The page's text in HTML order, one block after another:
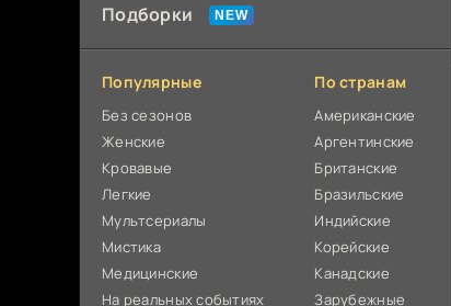
Подборки
Популярные
Без сезонов
Женские
Кровавые
Легкие
Мультсериалы
Мистика
Медицинские
На реальных событиях
По странам
Американские
Аргентинские
Британские
Бразильские
Индийские
Корейские
Канадские
Зарубежные